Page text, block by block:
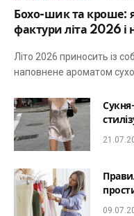
Бохо-шик та кроше:
фактури літа 2026 і
Літо 2026 приносить із
наповнене ароматом
до
який